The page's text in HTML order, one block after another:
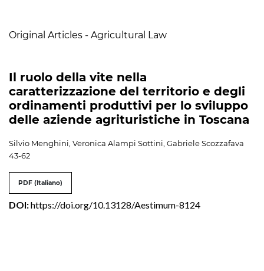
Original Articles - Agricultural Law
Il ruolo della vite nella
caratterizzazione del territorio e degli
ordinamenti produttivi per lo sviluppo
delle aziende agrituristiche in Toscana
Silvio Menghini, Veronica Alampi Sottini, Gabriele Scozzafava
43-62
PDF (Italiano)
DOI:https://doi.org/10.13128/Aestimum-8124